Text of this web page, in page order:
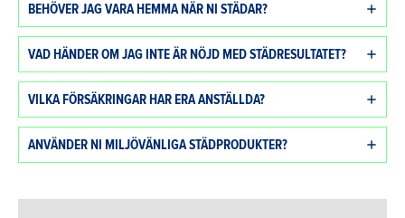
BEHÖVER JAG VARA HEMMA NÄR NI STÄDAR?
VAD HÄNDER OM JAG INTE ÄR NÖJD MED STÄDRESULTATET?
VILKA FÖRSÄKRINGAR HAR ERA ANSTÄLLDA?
ANVÄNDER NI MILJÖVÄNLIGA STÄDPRODUKTER?